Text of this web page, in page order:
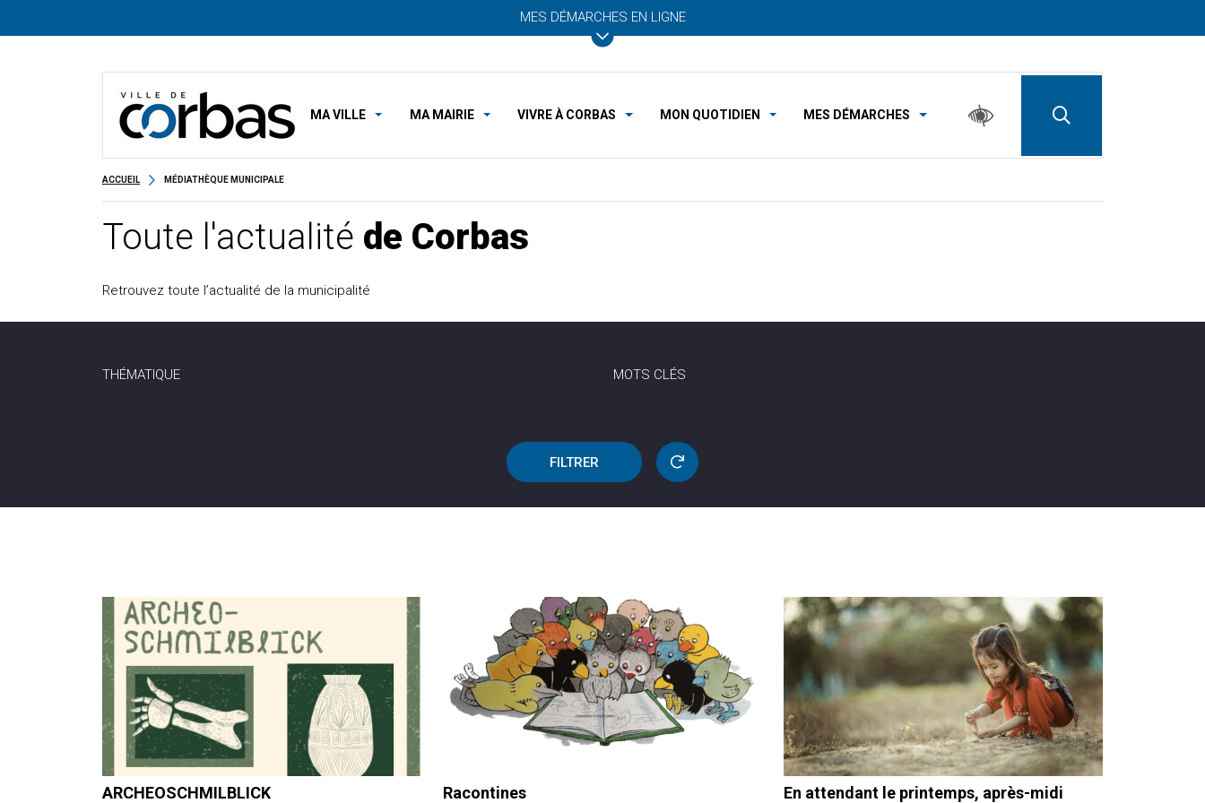
MES DÉMARCHES EN LIGNE
MA VILLE MA MAIRIE VIVRE À CORBAS MON QUOTIDIEN MES DÉMARCHES
ACCUEIL MÉDIATHÈQUE MUNICIPALE
Toute l'actualité de Corbas
Retrouvez toute l’actualité de la municipalité
THÉMATIQUE MOTS CLÉS
FILTRER
ARCHEOSCHMILBLICK Racontines
En attendant le printemps, après-midi